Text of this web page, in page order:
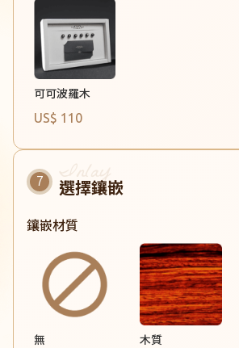
可可波羅木
US$ 110
選擇鑲嵌
鑲嵌材質
無 木質